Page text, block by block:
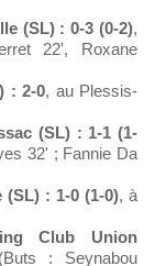
(SL) : 0-3 (0-2),
22', Roxane
: 2-0, au Plessis-
(SL) : 1-1 (1-
32' ; Fannie Da
: 1-0 (1-0), à
Club Union
: Seynabou